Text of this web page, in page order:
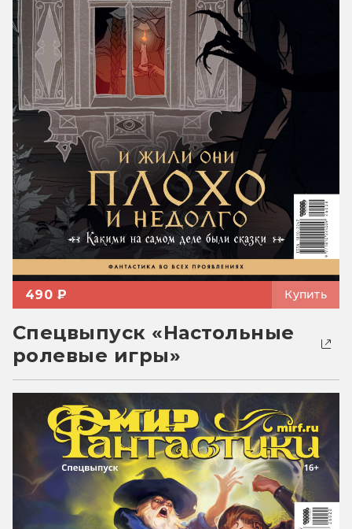
490 ₽ Купить
Спецвыпуск «Настольные
ролевые игры»